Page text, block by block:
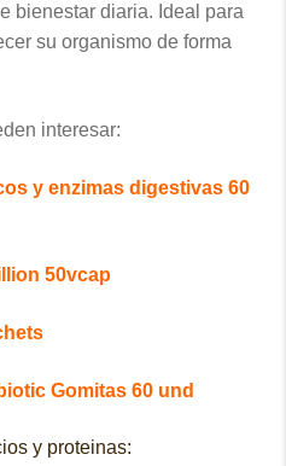
bienestar diaria. Ideal para
su organismo de forma
interesar:
y enzimas digestivas 60
50vcap
Gomitas 60 und
y proteinas: